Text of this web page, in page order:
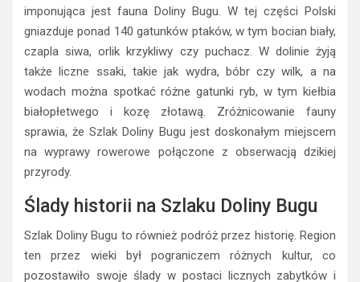
imponująca jest fauna Doliny Bugu. W tej części Polski
gniazduje ponad 140 gatunków ptaków, w tym bocian biały,
czapla siwa, orlik krzykliwy czy puchacz. W dolinie żyją
także liczne ssaki, takie jak wydra, bóbr czy wilk, a na
wodach można spotkać różne gatunki ryb, w tym kiełbia
białopłetwego i kozę złotawą. Zróżnicowanie fauny
sprawia, że Szlak Doliny Bugu jest doskonałym miejscem
na wyprawy rowerowe połączone z obserwacją dzikiej
przyrody.
Ślady historii na Szlaku Doliny Bugu
Szlak Doliny Bugu to również podróż przez historię. Region
ten przez wieki był pograniczem różnych kultur, co
pozostawiło swoje ślady w postaci licznych zabytków i